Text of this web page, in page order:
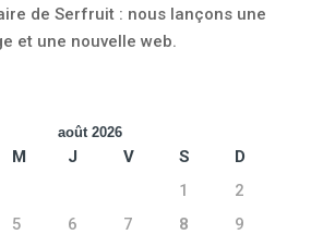
de Serfruit : nous lançons une
et une nouvelle web.
août 2026
M J V S
D
1
2
5 6 7 8
9